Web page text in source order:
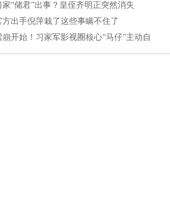
家“储君”出事？皇侄齐明正突然消失
方出手倪萍栽了这些事瞒不住了
崩开始！习家军影视圈核心“马仔”主动自